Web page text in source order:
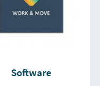
Software